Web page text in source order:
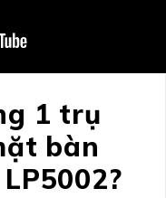
1 trụ
bàn